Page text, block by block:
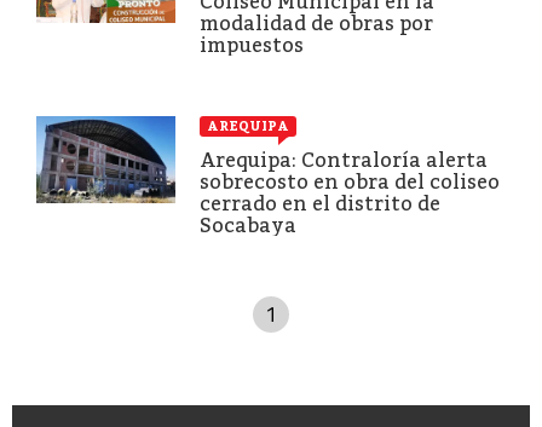
modalidad de obras por
impuestos
AREQUIPA
Arequipa: Contraloría alerta
sobrecosto en obra del coliseo
cerrado en el distrito de
Socabaya
1